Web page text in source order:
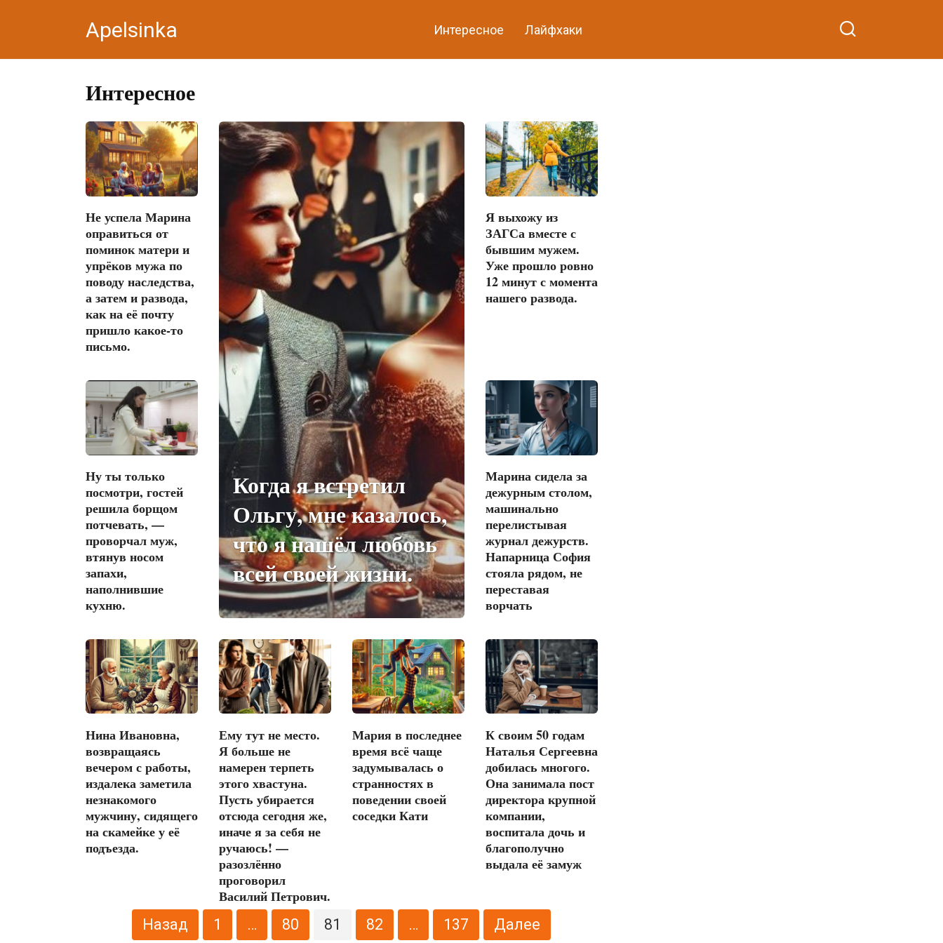
Apelsinka Интересное Лайфхаки
Интересное
Не успела Марина
оправиться от
поминок матери и
упрёков мужа по
поводу наследства,
а затем и развода,
как на её почту
пришло какое-то
письмо.
Когда я встретил
Ольгу, мне казалось,
что я нашёл любовь
всей своей жизни.
Я выхожу из
ЗАГСа вместе с
бывшим мужем.
Уже прошло ровно
12 минут с момента
нашего развода.
Ну ты только
посмотри, гостей
решила борщом
потчевать, —
проворчал муж,
втянув носом
запахи,
наполнившие
кухню.
Марина сидела за
дежурным столом,
машинально
перелистывая
журнал дежурств.
Напарница София
стояла рядом, не
переставая
ворчать
Нина Ивановна,
возвращаясь
вечером с работы,
издалека заметила
незнакомого
мужчину, сидящего
на скамейке у её
подъезда.
Ему тут не место.
Я больше не
намерен терпеть
этого хвастуна.
Пусть убирается
отсюда сегодня же,
иначе я за себя не
ручаюсь! —
разозлённо
проговорил
Василий Петрович.
Мария в последнее
время всё чаще
задумывалась о
странностях в
поведении своей
соседки Кати
К своим 50 годам
Наталья Сергеевна
добилась многого.
Она занимала пост
директора крупной
компании,
воспитала дочь и
благополучно
выдала её замуж
Пагинация
записей
Назад 1 … 80 81 82 … 137 Далее